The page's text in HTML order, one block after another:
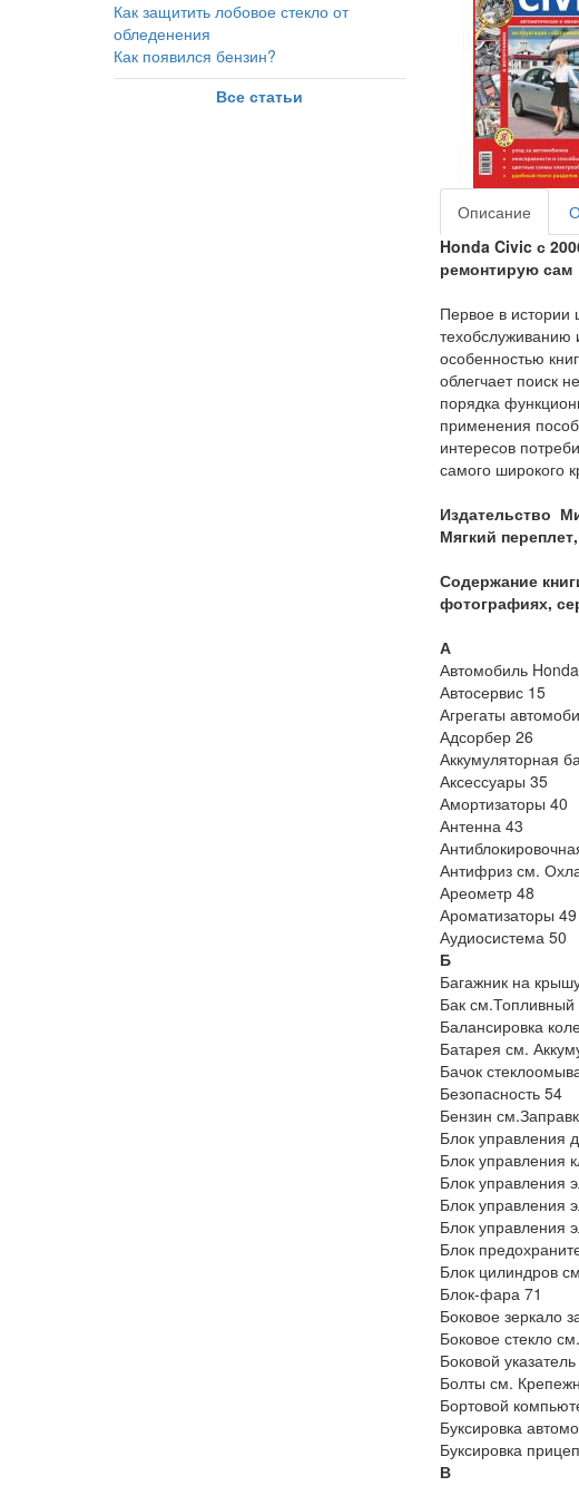
Как защитить лобовое стекло от
обледенения
Как появился бензин?
Все статьи
Описание
Honda Civic с
ремонтирую сам
Первое в истории
техобслуживанию
особенностью
облегчает поиск
порядка
применения
интересов
самого широкого
Издательство
Мягкий
Содержание
фотографиях,
А
Автомобиль
Автосервис 15
Агрегаты
Адсорбер 26
Аккумуляторная
Аксессуары 35
Амортизаторы 40
Антенна 43
Антифриз см.
Ареометр 48
Ароматизаторы 49
Аудиосистема 50
Б
Багажник на
Бак см.Топливный
Балансировка
Батарея см.
Бачок
Безопасность 54
Бензин
Блок управления
Блок управления
Блок управления
Блок управления
Блок управления
Блок
Блок цилиндров
Блок-фара 71
Боковое зеркало
Боковое стекло
Боковой
Болты см.
Бортовой
Буксировка
Буксировка
В